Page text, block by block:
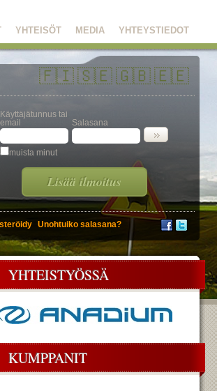
YHTEYSTIEDOT
MEDIA
YHTEISÖT
🇫🇮🇸🇪🇬🇧🇪🇪
Käyttäjätunnus tai
email
Salasana
muista minut
Lisää ilmoitus
Unohtuiko salasana?
YHTEISTYÖSSÄ
KUMPPANIT